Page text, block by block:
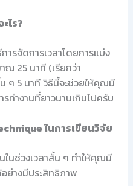
ไร?
รจัดการเวลาโดยการแบ่ง
ณ 25 นาที (เรียกว่า
ๆ 5 นาที วิธีนี้จะช่วยให้คุณมี
ทำงานที่ยาวนานเกินไปครับ
ในการเขียนวิจัย
ในช่วงเวลาสั้น ๆ ทำให้คุณมี
ย่างมีประสิทธิภาพ